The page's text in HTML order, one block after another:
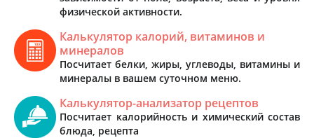
физической активности.
Калькулятор калорий, витаминов и
минералов
Посчитает белки, жиры, углеводы, витамины и
минералы в вашем суточном меню.
Калькулятор-анализатор рецептов
Посчитает калорийность и химический состав
блюда, рецепта